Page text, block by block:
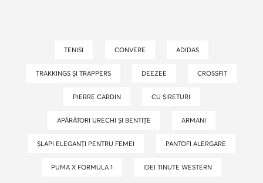
TENISI CONVERE ADIDAS
TRAKKINGS ȘI TRAPPERS DEEZEE CROSSFIT
PIERRE CARDIN CU ȘIRETURI
APĂRĂTORI URECHI ȘI BENTIȚE ARMANI
ȘLAPI ELEGANȚI PENTRU FEMEI PANTOFI ALERGARE
PUMA X FORMULA 1 IDEI TINUTE WESTERN